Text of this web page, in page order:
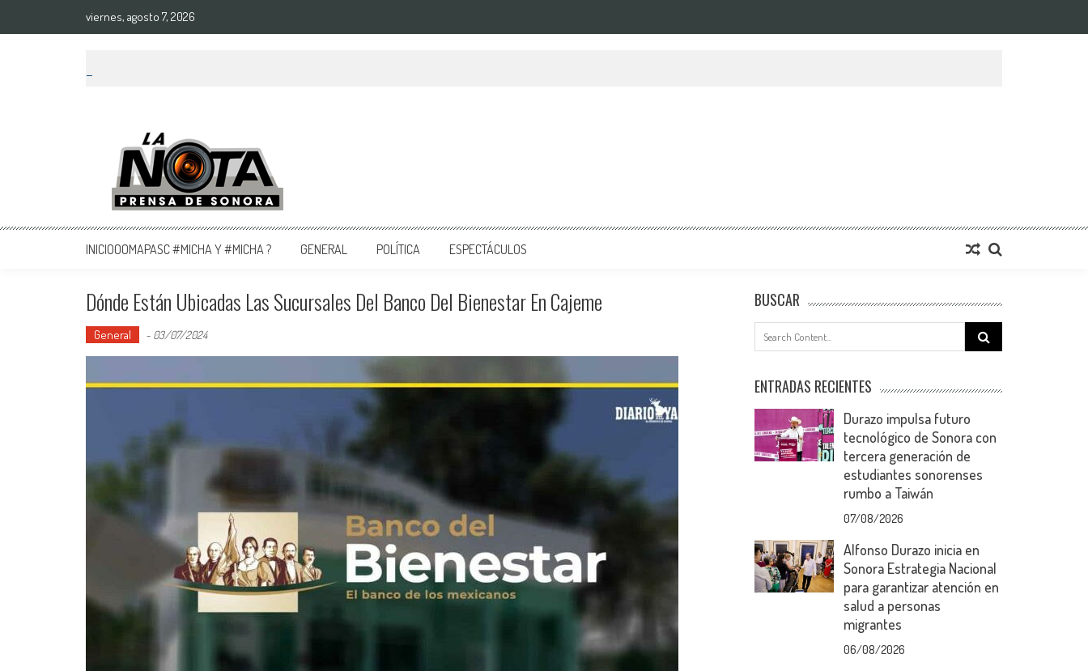
viernes, agosto 7, 2026
La Nota Prensa De Sonora
Noticias del día
INICIOOOMAPASC #MICHA Y #MICHA ? GENERAL POLÍTICA ESPECTÁCULOS
Dónde Están Ubicadas Las Sucursales Del Banco Del Bienestar En Cajeme
General - 03/07/2024
BUSCAR
Search
for:
ENTRADAS RECIENTES
Durazo impulsa futuro
tecnológico de Sonora con
tercera generación de
estudiantes sonorenses
rumbo a Taiwán
07/08/2026
Alfonso Durazo inicia en
Sonora Estrategia Nacional
para garantizar atención en
salud a personas
migrantes
06/08/2026